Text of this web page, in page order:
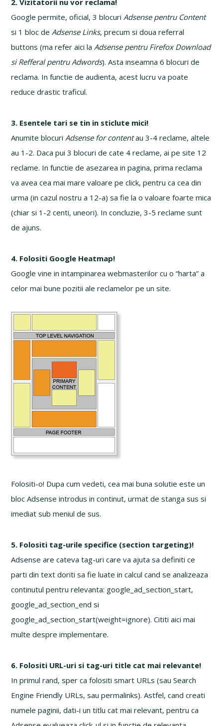
2. Vizitatorii nu vor reclama!
Google permite, oficial, 3 blocuriAdsense pentru Content
si 1 bloc deAdsense Links, precum si doua referral
buttons (ma refer aici laAdsense pentru Firefox Download
si Refferal pentru Adwords). Asta inseamna 6 blocuri de
reclama. In functie de audienta, acest lucru va poate
reduce drastic traficul.
3. Esentele tari se tin in sticlute mici!
Anumite blocuriAdsense for contentau 3-4 reclame, altele
au 1-2. Daca pui 3 blocuri de cate 4 reclame, ai pe site 12
reclame. In functie de asezarea in pagina, prima reclama
va avea cea mai mare valoare pe click, pentru ca cea din
urma (in cazul nostru a 12-a) sa fie la o valoare foarte mica
(chiar si 1-2 centi, uneori). In concluzie, 3-5 reclame sunt
de ajuns.
4. Folositi Google Heatmap!
Google vine in intampinarea webmasterilor cu o “harta” a
celor mai bune pozitii ale reclamelor pe un site.
Folositi-o! Dupa cum vedeti, cea mai buna solutie este un
bloc Adsense introdus in continut, urmat de stanga sus si
imediat sub meniul de sus.
5. Folositi tag-urile specifice (section targeting)!
Adsense are cateva tag-uri care va ajuta sa definiti ce
parti din text doriti sa fie luate in calcul cand se analizeaza
continutul pentru relevanta: google_ad_section_start,
google_ad_section_end si
google_ad_section_start(weight=ignore). Cititi aici mai
multe despre implementare.
6. Folositi URL-uri si tag-uri title cat mai relevante!
In primul rand, sper ca folositi smart URLs (sau Search
Engine Friendly URLs, sau permalinks). Astfel, cand creati
numele paginii, dati-i un titlu cat mai relevant, pentru ca